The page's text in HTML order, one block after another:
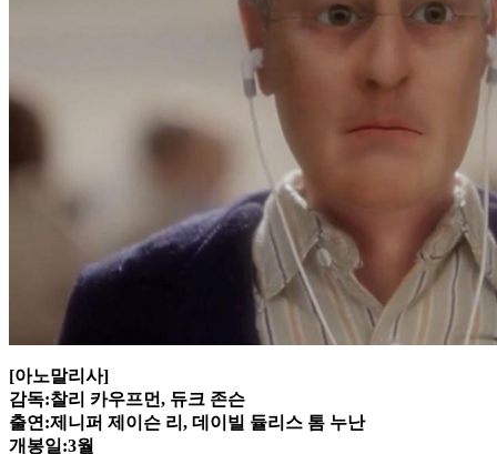
[아노말리사]
감독:찰리 카우프먼, 듀크 존슨
출연:제니퍼 제이슨 리, 데이빌 듈리스 톰 누난
개봉일:3월